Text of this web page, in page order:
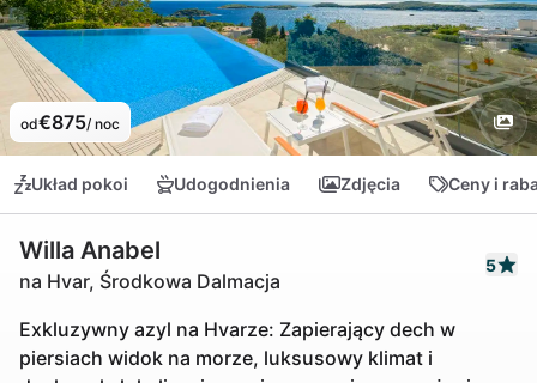
od€875/ noc
Układ pokoi Udogodnienia Zdjęcia Ceny i
Willa Anabel
na Hvar, Środkowa Dalmacja
5
Exkluzywny azyl na Hvarze: Zapierający dech w
piersiach widok na morze, luksusowy klimat i